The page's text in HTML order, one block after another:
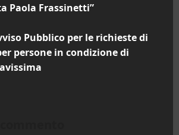
Paola Frassinetti”
Pubblico per le richieste di
persone in condizione di